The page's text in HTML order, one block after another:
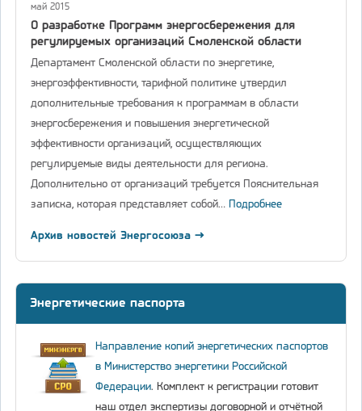
май 2015
О разработке Программ энергосбережения для
регулируемых организаций Смоленской области
Департамент Смоленской области по энергетике,
энергоэффективности, тарифной политике утвердил
дополнительные требования к программам в области
энергосбережения и повышения энергетической
эффективности организаций, осуществляющих
регулируемые виды деятельности для региона.
Дополнительно от организаций требуется Пояснительная
записка, которая представляет собой… Подробнее
Архив новостей Энергосоюза →
Энергетические паспорта
Направление копий энергетических паспортов
в Министерство энергетики Российской
Федерации. Комплект к регистрации готовит
наш отдел экспертизы договорной и отчётной